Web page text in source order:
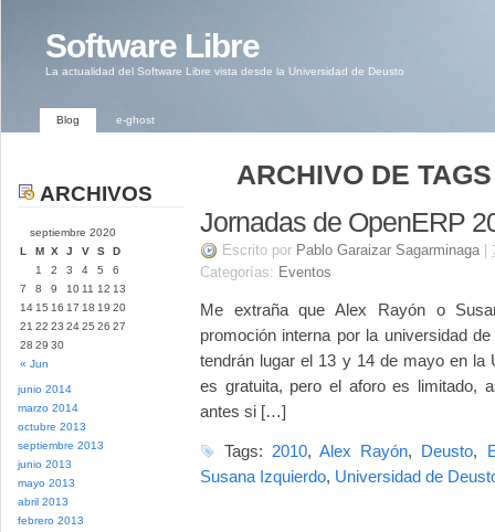
Software Libre
La actualidad del Software Libre vista desde la Universidad de Deusto
Blog e-ghost
ARCHIVOS
septiembre 2020
L
M X J V S D
« Jun
1 2 3 4 5
6
7
8 9 10 11 12 13
14 15 16 17 18 19 20
21 22 23 2425 26 27
28 29 30
junio 2014
marzo 2014
octubre 2013
septiembre 2013
junio 2013
mayo 2013
abril 2013
febrero 2013
ARCHIVO DE
Jornadas de OpenERP
Escrito por Pablo Garaizar Sagarminaga
Categorías: Eventos
Me extraña que Alex Rayón o
promoción interna por la universidad
tendrán lugar el 13 y 14 de mayo en la
es gratuita, pero el aforo es limitado,
antes si […]
Tags: 2010,Alex Rayón, Deusto,
Susana Izquierdo, Universidad de